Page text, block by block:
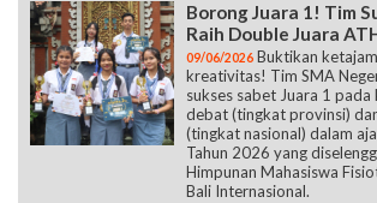
Borong Juara 1! Tim
Raih Double Juara
09/06/2026 Buktikan
kreativitas! Tim SMA
sukses sabet Juara 1
debat (tingkat provinsi)
(tingkat nasional) dalam
Tahun 2026 yang
Himpunan Mahasiswa
Bali Internasional.